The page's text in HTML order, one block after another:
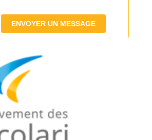
ENVOYER UN MESSAGE